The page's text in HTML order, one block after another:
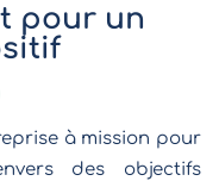
pour un
à mission pour
des objectifs